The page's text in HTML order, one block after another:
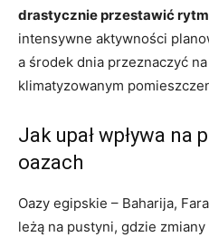
drastycznie przestawić
intensywne aktywności
a środek dnia przeznaczyć
klimatyzowanym
Jak upał wpływa na
oazach
Oazy egipskie – Baharija,
leżą na pustyni, gdzie